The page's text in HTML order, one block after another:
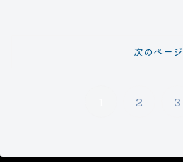
次のページ
2 3